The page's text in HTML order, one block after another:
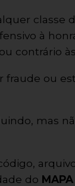
à
contrário
ou
mas
do MAPA